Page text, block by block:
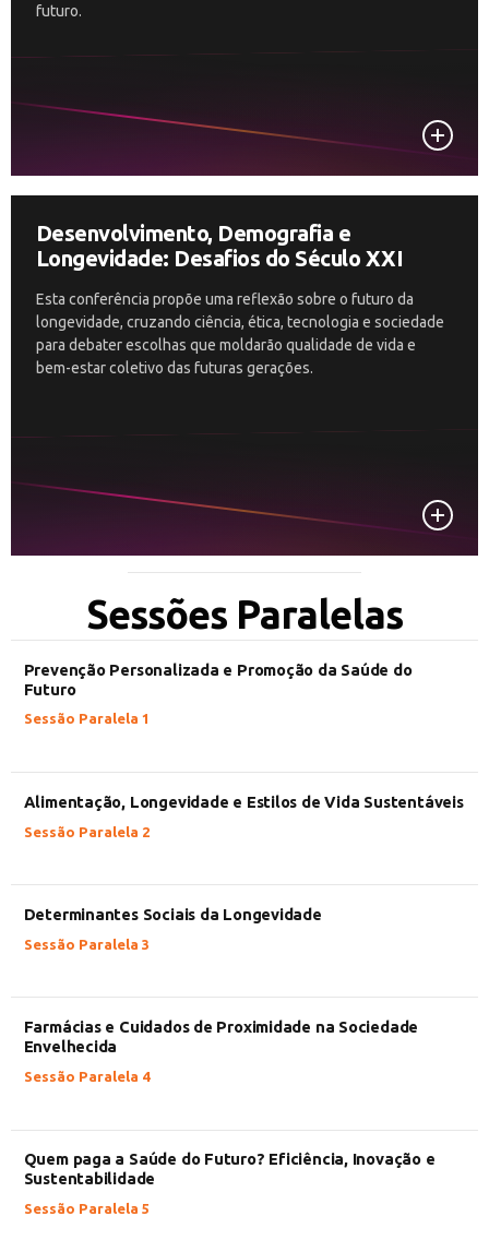
futuro.
Desenvolvimento, Demografia e
Longevidade: Desafios do Século XXI
Esta conferência propõe uma reflexão sobre o futuro da
longevidade, cruzando ciência, ética, tecnologia e sociedade
para debater escolhas que moldarão qualidade de vida e
bem-estar coletivo das futuras gerações.
Sessões Paralelas
Prevenção Personalizada e Promoção da Saúde do
Futuro
Sessão Paralela 1
Alimentação, Longevidade e Estilos de Vida Sustentáveis
Sessão Paralela 2
Determinantes Sociais da Longevidade
Sessão Paralela 3
Farmácias e Cuidados de Proximidade na Sociedade
Envelhecida
Sessão Paralela 4
Quem paga a Saúde do Futuro? Eficiência, Inovação e
Sustentabilidade
Sessão Paralela 5